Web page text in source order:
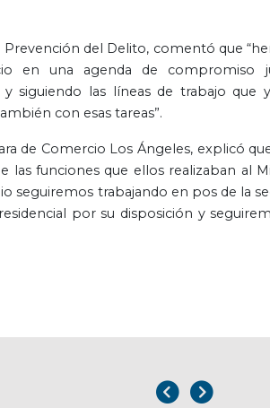
del Delito, comentó que
en una agenda de compromiso
y siguiendo las líneas de trabajo que
con esas tareas”.
de Comercio Los Ángeles, explicó
funciones que ellos realizaban al
seguiremos trabajando en pos de la
por su disposición y